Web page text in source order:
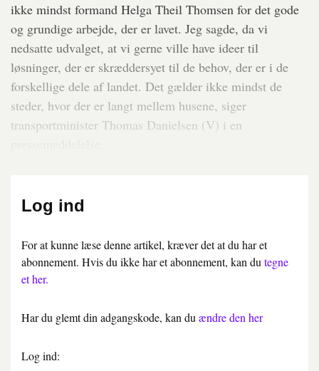
ikke mindst formand Helga Theil Thomsen for det gode
og grundige arbejde, der er lavet. Jeg sagde, da vi
nedsatte udvalget, at vi gerne ville have ideer til
løsninger, der er skræddersyet til de behov, der er i de
forskellige dele af landet. Det gælder ikke mindst de
steder, hvor der er langt mellem husene, siger
transportminister Thomas Danielsen (V) i en
Log ind
For at kunne læse denne artikel, kræver det at du har et
abonnement. Hvis du ikke har et abonnement, kan du tegne
et her.
Har du glemt din adgangskode, kan du ændre den her
Log ind: